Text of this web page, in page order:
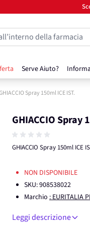
Serve Aiuto?
della farmacia
Spray 150ml ICE IST.
GHIACCIO Spray
GHIACCIO Spray 150ml ICE
NON DISPONIBILE
SKU:908538022
Marchio : EURITALIA
Leggi descrizione